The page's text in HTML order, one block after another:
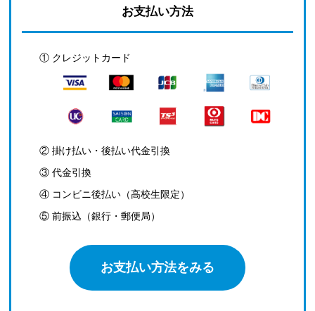
お支払い方法
① クレジットカード
② 掛け払い・後払い代金引換
③ 代金引換
④ コンビニ後払い（高校生限定）
⑤ 前振込（銀行・郵便局）
お支払い方法をみる